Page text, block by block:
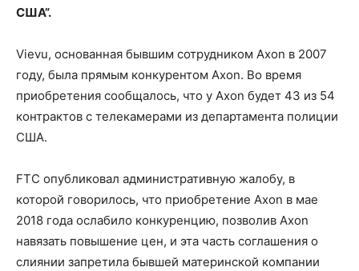
США”.
Vievu, основанная бывшим сотрудником Axon в 2007
году, была прямым конкурентом Axon. Во время
приобретения сообщалось, что у Axon будет 43 из 54
контрактов с телекамерами из департамента полиции
США.
FTC опубликовал административную жалобу, в
которой говорилось, что приобретение Axon в мае
2018 года ослабило конкуренцию, позволив Axon
навязать повышение цен, и эта часть соглашения о
слиянии запретила бывшей материнской компании